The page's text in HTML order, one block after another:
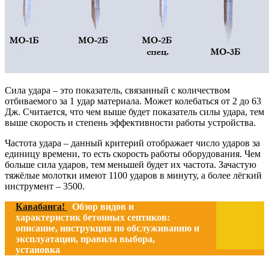
Сила удара – это показатель, связанный с количеством
отбиваемого за 1 удар материала. Может колебаться от 2 до 63
Дж. Считается, что чем выше будет показатель силы удара, тем
выше скорость и степень эффективности работы устройства.
Частота удара – данный критерий отображает число ударов за
единицу времени, то есть скорость работы оборудования. Чем
больше сила ударов, тем меньшей будет их частота. Зачастую
тяжёлые молотки имеют 1100 ударов в минуту, а более лёгкий
инструмент – 3500.
Кавабанга!
Обзор видов и
характеристик бетонных септиков:
описание, инструкция по обслуживанию и
эксплуатации, правила выбора,
установка